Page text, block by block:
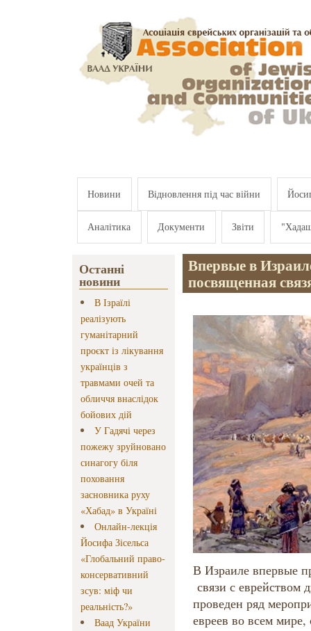
Новини Відновлення під час війни
Аналітика Документи Звіти
Останні
новини
В Ізраїлі
реалізують
гуманітарний
проєкт із лікування
українців з
травмами очей та
обличчя внаслідок
бойових дій
У Гадячі через
пожежу зруйновано
синагогу біля
поховання
засновника руху
«Хабад» в Україні
Онлайн-лекція
Йосифа Зісельса
«Глобальний право-
консервативний
зсув: міф чи
реальність?»
Ваад України
Впервые в
посвященная
В Израиле впервые
связи с еврейством
проведен ряд
евреев во всем